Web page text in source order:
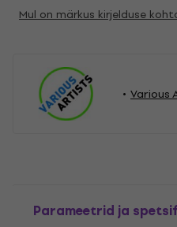
Mul on märkus kirjelduse
Various
Parameetrid ja